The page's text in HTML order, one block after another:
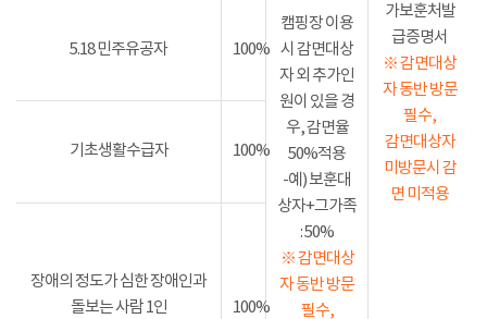
가보훈처발
급증명서
※ 감면대상
자 동반 방문
필수,
감면대상자
미방문시 감
면 미적용
5.18 민주유공자 100%
캠핑장 이용
시 감면대상
자 외 추가인
원이 있을 경
우, 감면율
50%적용
-예) 보훈대
상자+그가족
: 50%
※ 감면대상
자 동반 방문
필수,
기초생활수급자 100%
장애의 정도가 심한 장애인과
돌보는 사람 1인
100%